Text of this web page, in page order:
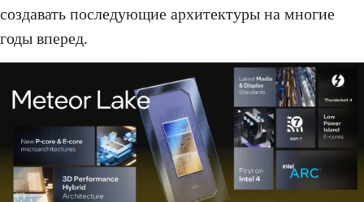
создавать последующие архитектуры на многие
годы вперед.